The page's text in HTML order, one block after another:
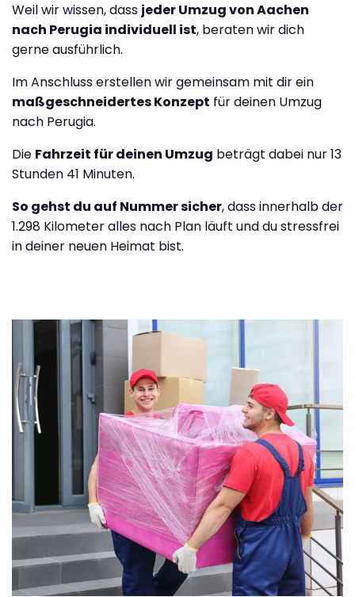
Weil wir wissen, dass jeder Umzug von Aachen
nach Perugia individuell ist, beraten wir dich
gerne ausführlich.
Im Anschluss erstellen wir gemeinsam mit dir ein
maßgeschneidertes Konzept für deinen Umzug
nach Perugia.
Die Fahrzeit für deinen Umzug beträgt dabei nur 13
Stunden 41 Minuten.
So gehst du auf Nummer sicher, dass innerhalb der
1.298 Kilometer alles nach Plan läuft und du stressfrei
in deiner neuen Heimat bist.